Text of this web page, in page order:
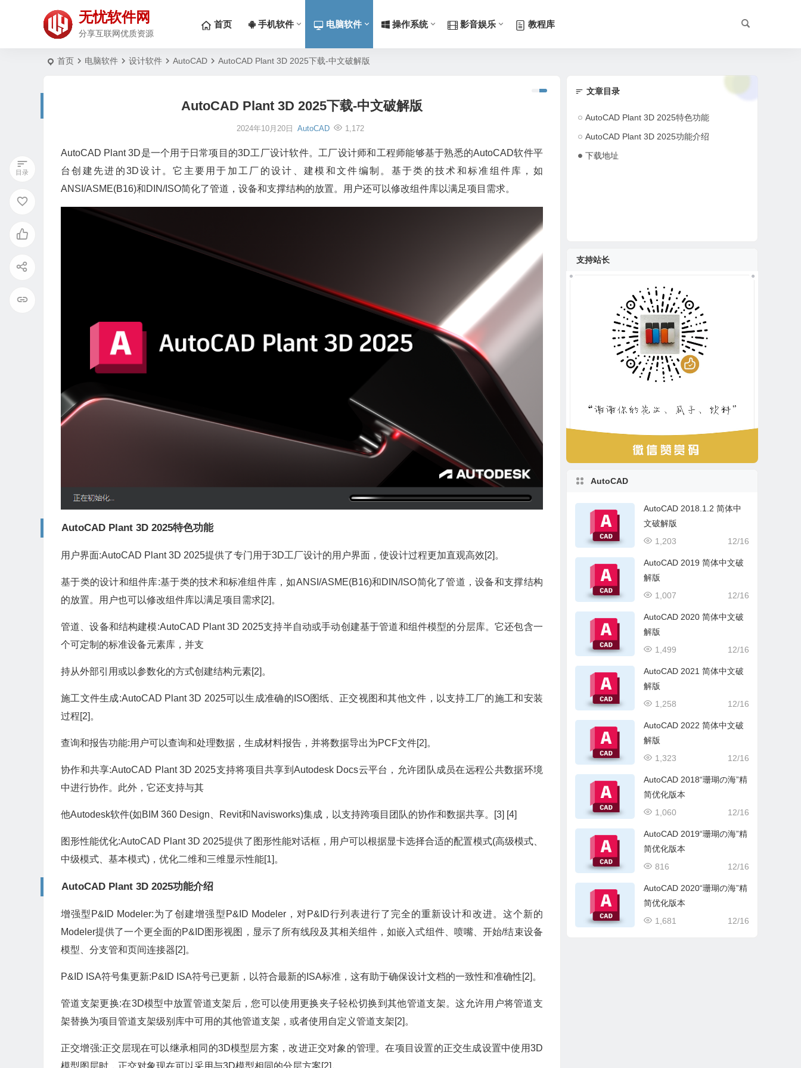
无忧软件网
分享互联网优质资源
首页 手机软件 电脑软件 操作系统 影音娱乐 教程库
首页 电脑软件 设计软件 AutoCAD AutoCAD Plant 3D 2025下载-中文破解版
AutoCAD Plant 3D 2025下载-中文破解版
2024年10月20日 AutoCAD 1,172
AutoCAD Plant 3D是一个用于日常项目的3D工厂设计软件。工厂设计师和工程师能够基于熟悉的AutoCAD软件平
台创建先进的3D设计。它主要用于加工厂的设计、建模和文件编制。基于类的技术和标准组件库，如
ANSI/ASME(B16)和DIN/ISO简化了管道，设备和支撑结构的放置。用户还可以修改组件库以满足项目需求。
AutoCAD Plant 3D 2025特色功能
用户界面:AutoCAD Plant 3D 2025提供了专门用于3D工厂设计的用户界面，使设计过程更加直观高效[2]。
基于类的设计和组件库:基于类的技术和标准组件库，如ANSI/ASME(B16)和DIN/ISO简化了管道，设备和支撑结构
的放置。用户也可以修改组件库以满足项目需求[2]。
管道、设备和结构建模:AutoCAD Plant 3D 2025支持半自动或手动创建基于管道和组件模型的分层库。它还包含一
个可定制的标准设备元素库，并支
持从外部引用或以参数化的方式创建结构元素[2]。
施工文件生成:AutoCAD Plant 3D 2025可以生成准确的ISO图纸、正交视图和其他文件，以支持工厂的施工和安装
过程[2]。
查询和报告功能:用户可以查询和处理数据，生成材料报告，并将数据导出为PCF文件[2]。
协作和共享:AutoCAD Plant 3D 2025支持将项目共享到Autodesk Docs云平台，允许团队成员在远程公共数据环境
中进行协作。此外，它还支持与其
他Autodesk软件(如BIM 360 Design、Revit和Navisworks)集成，以支持跨项目团队的协作和数据共享。[3] [4]
图形性能优化:AutoCAD Plant 3D 2025提供了图形性能对话框，用户可以根据显卡选择合适的配置模式(高级模式、
中级模式、基本模式)，优化二维和三维显示性能[1]。
AutoCAD Plant 3D 2025功能介绍
增强型P&ID Modeler:为了创建增强型P&ID Modeler，对P&ID行列表进行了完全的重新设计和改进。这个新的
Modeler提供了一个更全面的P&ID图形视图，显示了所有线段及其相关组件，如嵌入式组件、喷嘴、开始/结束设备
模型、分支管和页间连接器[2]。
P&ID ISA符号集更新:P&ID ISA符号已更新，以符合最新的ISA标准，这有助于确保设计文档的一致性和准确性[2]。
管道支架更换:在3D模型中放置管道支架后，您可以使用更换夹子轻松切换到其他管道支架。这允许用户将管道支
架替换为项目管道支架级别库中可用的其他管道支架，或者使用自定义管道支架[2]。
正交增强:正交层现在可以继承相同的3D模型层方案，改进正交对象的管理。在项目设置的正交生成设置中使用3D
模型图层时，正交对象现在可以采用与3D模型相同的分层方案[2]。
文章目录
AutoCAD Plant 3D 2025特色功能
AutoCAD Plant 3D 2025功能介绍
下载地址
支持站长
AutoCAD
AutoCAD 2018.1.2 简体中
文破解版
12/16
1,203
AutoCAD 2019 简体中文破
解版
12/16
1,007
AutoCAD 2020 简体中文破
解版
12/16
1,499
AutoCAD 2021 简体中文破
解版
12/16
1,258
AutoCAD 2022 简体中文破
解版
12/16
1,323
AutoCAD 2018“珊瑚の海”精
简优化版本
12/16
1,060
AutoCAD 2019“珊瑚の海”精
简优化版本
12/16
816
AutoCAD 2020“珊瑚の海”精
简优化版本
12/16
1,681